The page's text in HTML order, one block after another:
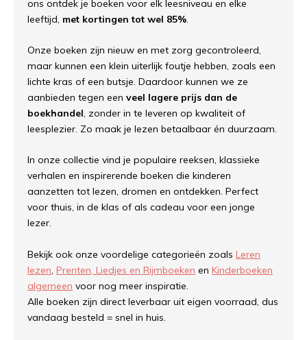
ons ontdek je boeken voor elk leesniveau en elke
leeftijd, met kortingen tot wel 85%.
Onze boeken zijn nieuw en met zorg gecontroleerd,
maar kunnen een klein uiterlijk foutje hebben, zoals een
lichte kras of een butsje. Daardoor kunnen we ze
aanbieden tegen een veel lagere prijs dan de
boekhandel, zonder in te leveren op kwaliteit of
leesplezier. Zo maak je lezen betaalbaar én duurzaam.
In onze collectie vind je populaire reeksen, klassieke
verhalen en inspirerende boeken die kinderen
aanzetten tot lezen, dromen en ontdekken. Perfect
voor thuis, in de klas of als cadeau voor een jonge
lezer.
Bekijk ook onze voordelige categorieën zoals Leren
lezen, Prenten, Liedjes en Rijmboeken en Kinderboeken
algemeen voor nog meer inspiratie.
Alle boeken zijn direct leverbaar uit eigen voorraad, dus
vandaag besteld = snel in huis.